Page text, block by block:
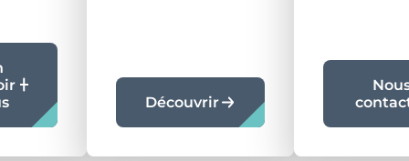
Découvrir